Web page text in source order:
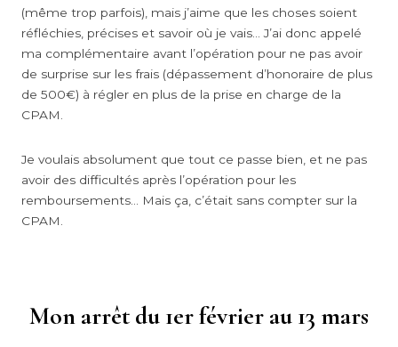
(même trop parfois), mais j’aime que les choses soient
réfléchies, précises et savoir où je vais… J’ai donc appelé
ma complémentaire avant l’opération pour ne pas avoir
de surprise sur les frais (dépassement d’honoraire de plus
de 500€) à régler en plus de la prise en charge de la
CPAM.
Je voulais absolument que tout ce passe bien, et ne pas
avoir des difficultés après l’opération pour les
remboursements… Mais ça, c’était sans compter sur la
CPAM.
Mon arrêt du 1er février au 13 mars